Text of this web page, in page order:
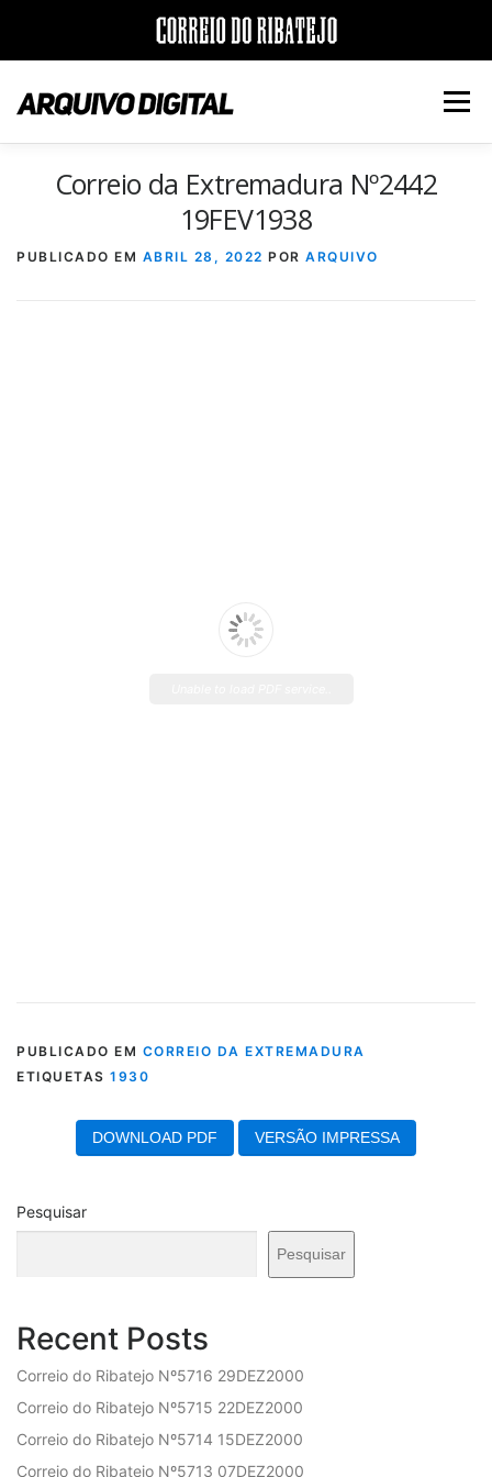
para
conteúdo
Menu
INÍCIO JORNAIS DÉCADAS
VERSÃO PDF E IMPRESSÃO
Correio da Extremadura Nº2442
19FEV1938
PUBLICADO EM ABRIL 28, 2022 POR ARQUIVO
PUBLICADO EM CORREIO DA EXTREMADURA
ETIQUETAS 1930
DOWNLOAD PDF VERSÃO IMPRESSA
Pesquisar
Pesquisar
Recent Posts
Correio do Ribatejo Nº5716 29DEZ2000
Correio do Ribatejo Nº5715 22DEZ2000
Correio do Ribatejo Nº5714 15DEZ2000
Correio do Ribatejo Nº5713 07DEZ2000